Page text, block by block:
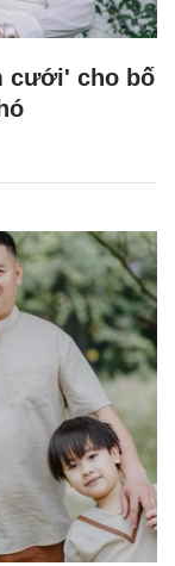
cưới' cho bố